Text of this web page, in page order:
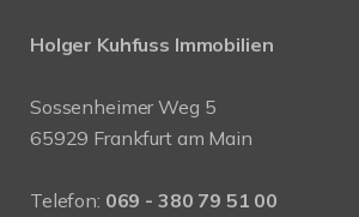
Holger Kuhfuss Immobilien
Sossenheimer Weg 5
65929 Frankfurt am Main
Telefon: 069 - 380 79 51 00